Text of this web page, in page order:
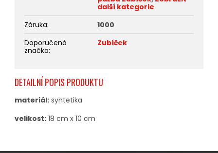
DETAILNÍ POPIS PRODUKTU
materiál: syntetika
velikost: 18 cm x 10 cm
další kategorie
Záruka:
1000
Doporučená
značka:
Zubíček